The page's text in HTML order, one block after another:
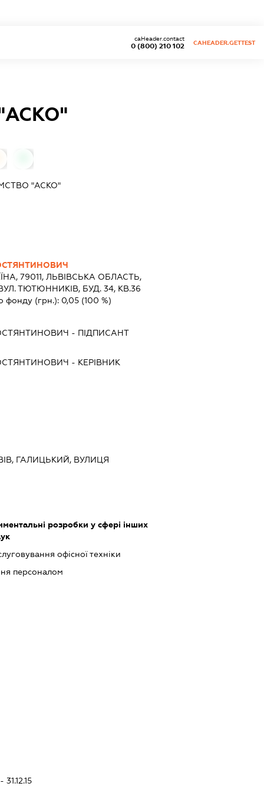
0 (800) 210 102
caHeader.contact
CAHEADER.GETTEST
"АСКО"
79011, ЛЬВIВСЬКА ОБЛАСТЬ,
ТЮТЮННИКІВ, БУД. 34, КВ.36
фонду (грн.): 0,05(100 %)
- ПІДПИСАНТ
- КЕРІВНИК
ГАЛИЦЬКИЙ, ВУЛИЦЯ
розробки у сфері інших
офісної техніки
персоналом